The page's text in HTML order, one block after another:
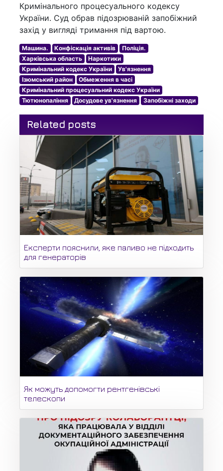
Кримінального процесуального кодексу
України. Суд обрав підозрюваній запобіжний
захід у вигляді тримання під вартою.
Машина. Конфіскація активів
Поліція.
Харківська область
Наркотики
Кримінальний кодекс України
Ув'язнення
Ізюмський район
Обмеження в часі
Кримінальний процесуальний кодекс України
Тютюнопаління
Досудове ув'язнення Запобіжні заходи
Related posts
Експерти пояснили, яке паливо не підходить
для генераторів
Як можуть допомогти рентгенівські
телескопи